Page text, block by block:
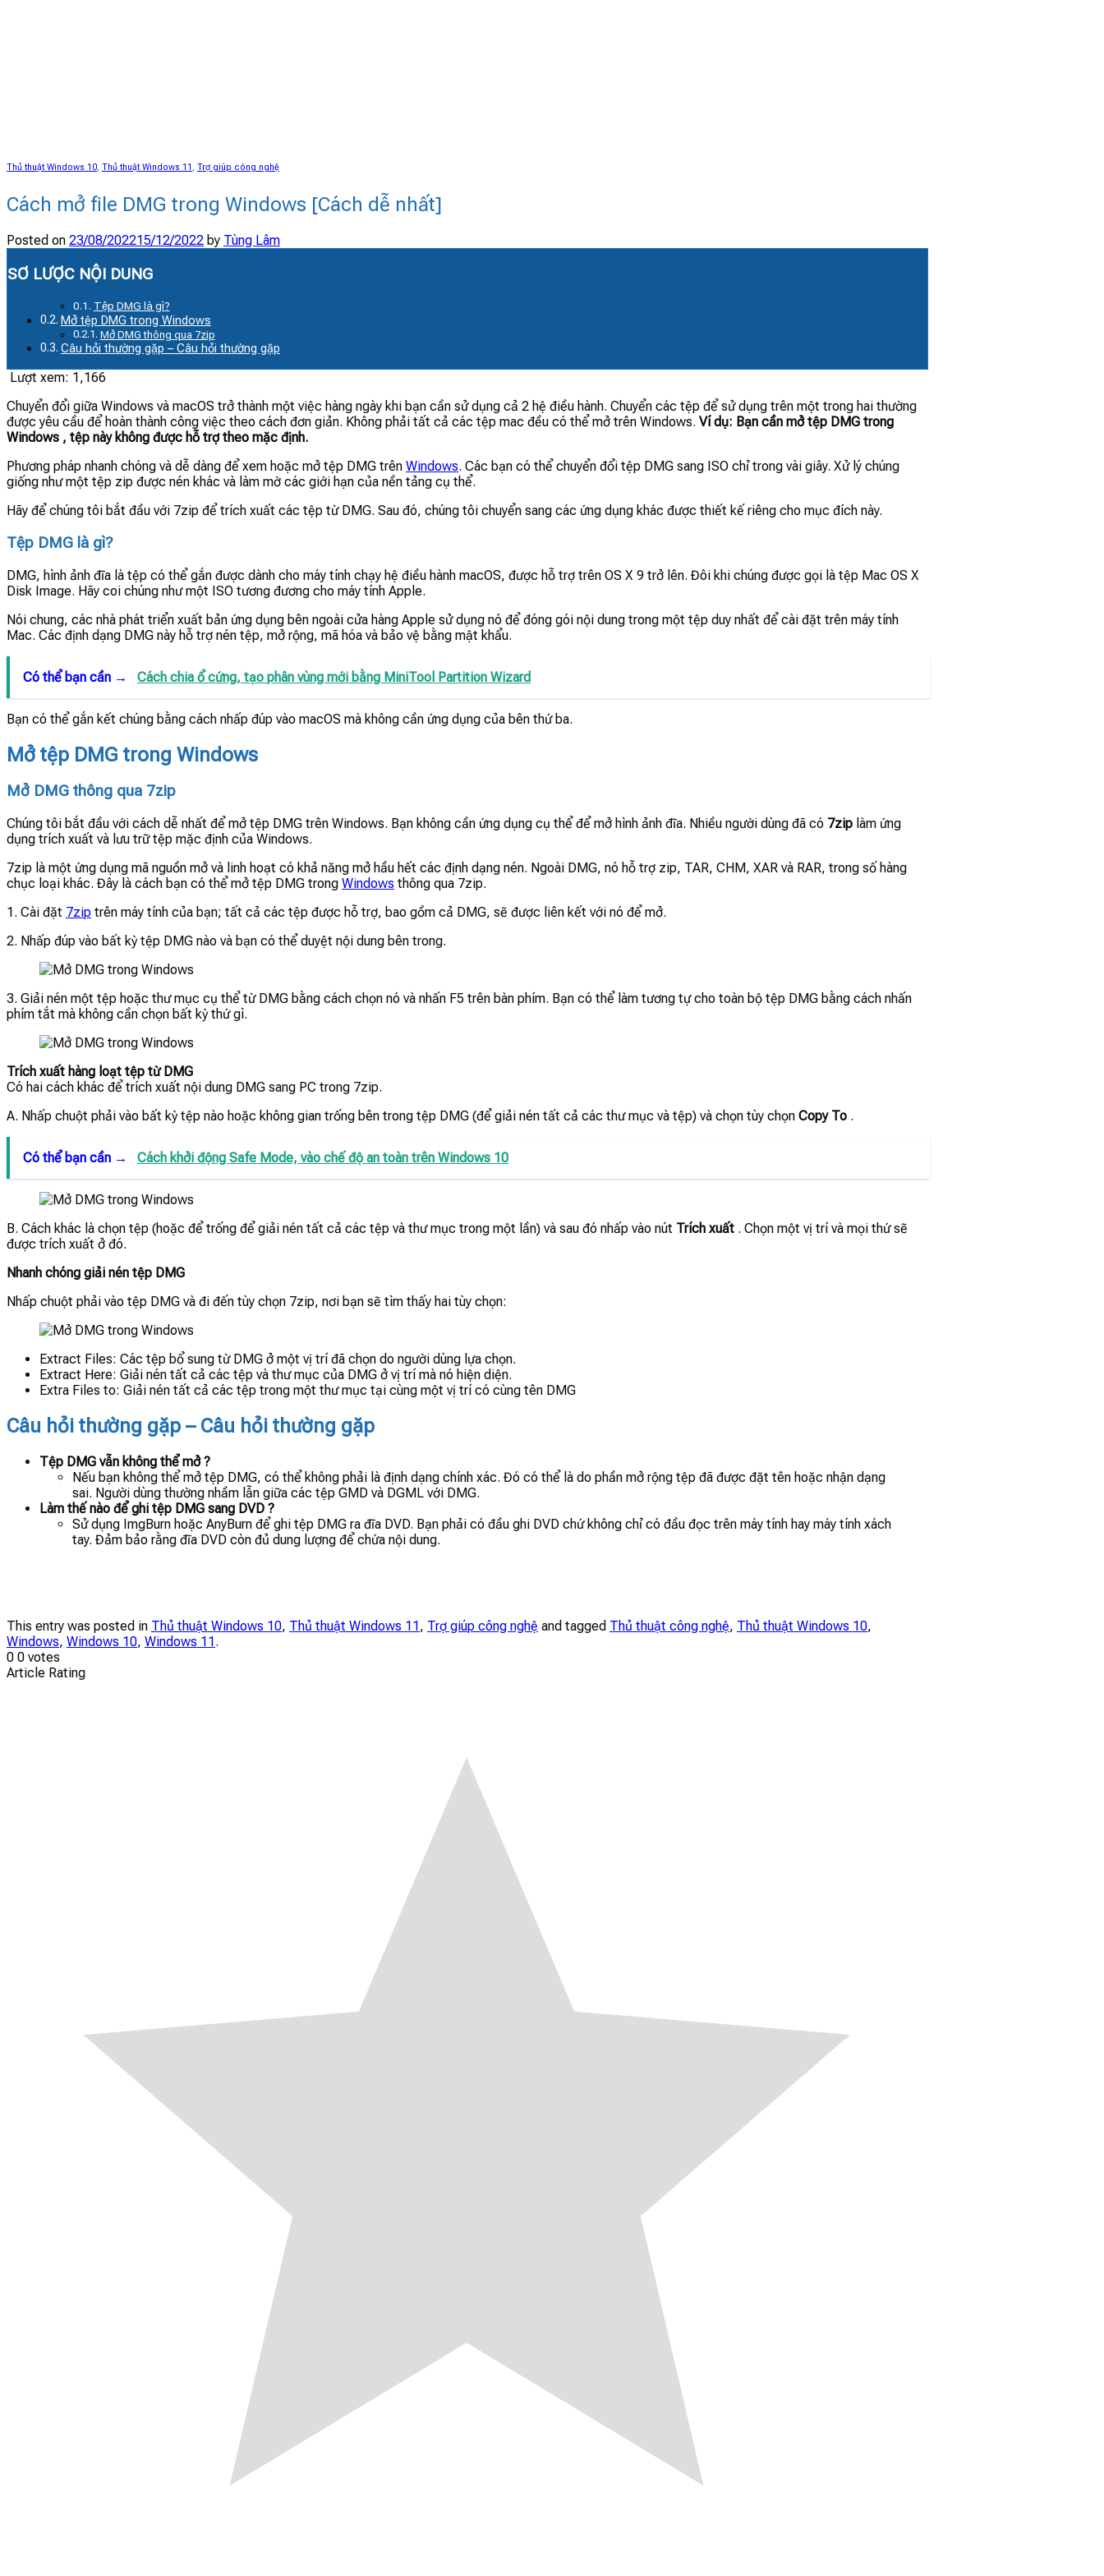
Thủ thuật Windows 10, Thủ thuật Windows 11 , Trợ giúp công nghệ
Cách mở file DMG trong Windows [Cách dễ nhất]
Posted on 23/08/202215/12/2022 by Tùng Lâm
SƠ LƯỢC NỘI DUNG
Tệp DMG là gì?
Mở tệp DMG trong Windows
Mở DMG thông qua 7zip
Câu hỏi thường gặp – Câu hỏi thường gặp
Lượt xem: 1,166
Chuyển đổi giữa Windows và macOS trở thành một việc hàng ngày khi bạn cần sử dụng cả 2 hệ điều hành. Chuyển các tệp để sử dụng trên một trong hai thường
được yêu cầu để hoàn thành công việc theo cách đơn giản. Không phải tất cả các tệp mac đều có thể mở trên Windows. Ví dụ: Bạn cần mở tệp DMG trong
Windows , tệp này không được hỗ trợ theo mặc định.
Phương pháp nhanh chóng và dễ dàng để xem hoặc mở tệp DMG trên Windows. Các bạn có thể chuyển đổi tệp DMG sang ISO chỉ trong vài giây. Xử lý chúng
giống như một tệp zip được nén khác và làm mờ các giới hạn của nền tảng cụ thể.
Hãy để chúng tôi bắt đầu với 7zip để trích xuất các tệp từ DMG. Sau đó, chúng tôi chuyển sang các ứng dụng khác được thiết kế riêng cho mục đích này.
Tệp DMG là gì?
DMG, hình ảnh đĩa là tệp có thể gắn được dành cho máy tính chạy hệ điều hành macOS, được hỗ trợ trên OS X 9 trở lên. Đôi khi chúng được gọi là tệp Mac OS X
Disk Image. Hãy coi chúng như một ISO tương đương cho máy tính Apple.
Nói chung, các nhà phát triển xuất bản ứng dụng bên ngoài cửa hàng Apple sử dụng nó để đóng gói nội dung trong một tệp duy nhất để cài đặt trên máy tính
Mac. Các định dạng DMG này hỗ trợ nén tệp, mở rộng, mã hóa và bảo vệ bằng mật khẩu.
Có thể bạn cần → Cách chia ổ cứng, tạo phân vùng mới bằng MiniTool Partition Wizard
Bạn có thể gắn kết chúng bằng cách nhấp đúp vào macOS mà không cần ứng dụng của bên thứ ba.
Mở tệp DMG trong Windows
Mở DMG thông qua 7zip
Chúng tôi bắt đầu với cách dễ nhất để mở tệp DMG trên Windows. Bạn không cần ứng dụng cụ thể để mở hình ảnh đĩa. Nhiều người dùng đã có 7zip làm ứng
dụng trích xuất và lưu trữ tệp mặc định của Windows.
7zip là một ứng dụng mã nguồn mở và linh hoạt có khả năng mở hầu hết các định dạng nén. Ngoài DMG, nó hỗ trợ zip, TAR, CHM, XAR và RAR, trong số hàng
chục loại khác. Đây là cách bạn có thể mở tệp DMG trong Windows thông qua 7zip.
1. Cài đặt 7zip trên máy tính của bạn; tất cả các tệp được hỗ trợ, bao gồm cả DMG, sẽ được liên kết với nó để mở.
2. Nhấp đúp vào bất kỳ tệp DMG nào và bạn có thể duyệt nội dung bên trong.
3. Giải nén một tệp hoặc thư mục cụ thể từ DMG bằng cách chọn nó và nhấn F5 trên bàn phím. Bạn có thể làm tương tự cho toàn bộ tệp DMG bằng cách nhấn
phím tắt mà không cần chọn bất kỳ thứ gì.
Trích xuất hàng loạt tệp từ DMG
Có hai cách khác để trích xuất nội dung DMG sang PC trong 7zip.
A. Nhấp chuột phải vào bất kỳ tệp nào hoặc không gian trống bên trong tệp DMG (để giải nén tất cả các thư mục và tệp) và chọn tùy chọn Copy To .
Có thể bạn cần → Cách khởi động Safe Mode, vào chế độ an toàn trên Windows 10
B. Cách khác là chọn tệp (hoặc để trống để giải nén tất cả các tệp và thư mục trong một lần) và sau đó nhấp vào nút Trích xuất . Chọn một vị trí và mọi thứ sẽ
được trích xuất ở đó.
Nhanh chóng giải nén tệp DMG
Nhấp chuột phải vào tệp DMG và đi đến tùy chọn 7zip, nơi bạn sẽ tìm thấy hai tùy chọn:
Extract Files: Các tệp bổ sung từ DMG ở một vị trí đã chọn do người dùng lựa chọn.
Extract Here: Giải nén tất cả các tệp và thư mục của DMG ở vị trí mà nó hiện diện.
Extra Files to: Giải nén tất cả các tệp trong một thư mục tại cùng một vị trí có cùng tên DMG
Câu hỏi thường gặp – Câu hỏi thường gặp
Tệp DMG vẫn không thể mở ?
Nếu bạn không thể mở tệp DMG, có thể không phải là định dạng chính xác. Đó có thể là do phần mở rộng tệp đã được đặt tên hoặc nhận dạng
sai. Người dùng thường nhầm lẫn giữa các tệp GMD và DGML với DMG.
Làm thế nào để ghi tệp DMG sang DVD ?
Sử dụng ImgBurn hoặc AnyBurn để ghi tệp DMG ra đĩa DVD. Bạn phải có đầu ghi DVD chứ không chỉ có đầu đọc trên máy tính hay máy tính xách
tay. Đảm bảo rằng đĩa DVD còn đủ dung lượng để chứa nội dung.
This entry was posted in Thủ thuật Windows 10, Thủ thuật Windows 11, Trợ giúp công nghệ and tagged Thủ thuật công nghệ, Thủ thuật Windows 10,
Windows, Windows 10, Windows 11.
0 0 votes
Article Rating